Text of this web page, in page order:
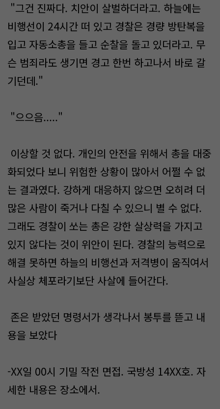
"그건 진짜다. 치안이 살벌하더라고. 하늘에는
비행선이 24시간 떠 있고 경찰은 경량 방탄복을
입고 자동소총을 들고 순찰을 돌고 있더라고. 무
슨 범죄라도 생기면 경고 한번 하고나서 바로 갈
기던데."
"으으음....."
이상할 것 없다. 개인의 안전을 위해서 총을 대중
화되었다 보니 위험한 상황이 많아서 어쩔 수 없
는 결과였다. 강하게 대응하지 않으면 오히려 더
많은 사람이 죽거나 다칠 수 있으니 별 수 없다.
그래도 경찰이 쏘는 총은 강한 살상력을 가지고
있지 않다는 것이 위안이 된다. 경찰의 능력으로
해결 못하면 하늘의 비행선과 저격병이 움직여서
사실상 체포라기보단 사살에 들어간다.
존은 받았던 명령서가 생각나서 봉투를 뜯고 내
용을 보았다
-XX일 00시 기밀 작전 면접. 국방성 14XX호. 자
세한 내용은 장소에서.